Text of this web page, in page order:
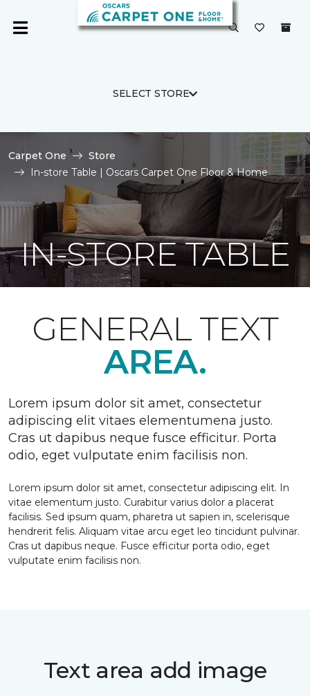
SELECT STORE
Carpet One
Store
In-store Table | Oscars Carpet One Floor & Home
IN-STORE TABLE
GENERAL TEXT
AREA.
Lorem ipsum dolor sit amet, consectetur
adipiscing elit vitaes elementumena justo.
Cras ut dapibus neque fusce efficitur. Porta
odio, eget vulputate enim facilisis non.
Lorem ipsum dolor sit amet, consectetur adipiscing elit. In
vitae elementum justo. Curabitur varius dolor a placerat
facilisis. Sed ipsum quam, pharetra ut sapien in, scelerisque
hendrerit felis. Aliquam vitae arcu eget leo tincidunt pulvinar.
Cras ut dapibus neque. Fusce efficitur porta odio, eget
vulputate enim facilisis non.
Text area add image